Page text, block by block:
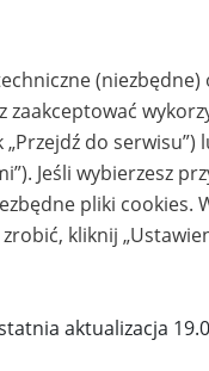
Nr zespołu
archiwum
44 C; e-
(niezbędne)
do
Jeśli wybierzesz
pliki cookies.
kliknij
aktualizacja